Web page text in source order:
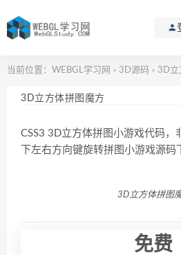
当前位置： WEBGL学习网 > 3D源码 > 3D立
3D立方体拼图魔方
CSS3 3D立方体拼图小游戏代码，
下左右方向键旋转拼图小游戏源码
3D立方体拼图
免费